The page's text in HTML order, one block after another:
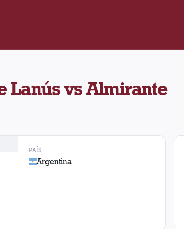
Lanús vs Almirante
PAÍS
Argentina